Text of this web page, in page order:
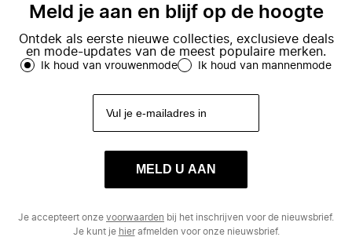
Meld je aan en blijf op de hoogte
Ontdek als eerste nieuwe collecties, exclusieve deals
en mode-updates van de meest populaire merken.
Ik houd van vrouwenmode Ik houd van mannenmode
MELD U AAN
Je accepteert onze voorwaarden bij het inschrijven voor de nieuwsbrief.
Je kunt je hierafmelden voor onze nieuwsbrief.